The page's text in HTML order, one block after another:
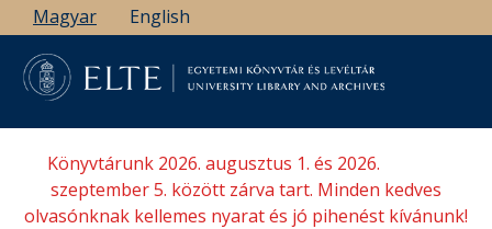
Ugrás
a
tartalomra
Magyar English
Könyvtárunk 2026. augusztus 1. és 2026.
szeptember 5. között zárva tart. Minden kedves
olvasónknak kellemes nyarat és jó pihenést kívánunk!